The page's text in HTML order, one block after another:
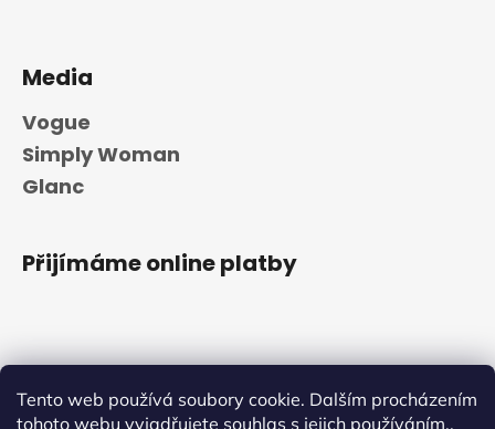
Tento web používá soubory cookie. Dalším procházením
tohoto webu vyjadřujete souhlas s jejich používáním..
Media
Vogue
Simply Woman
Glanc
Přijímáme online platby